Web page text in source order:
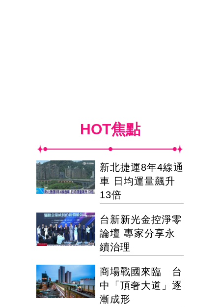
HOT焦點
新北捷運8年4線通
車 日均運量飆升
13倍
台新新光金控淨零
論壇 專家分享永
續治理
商場戰國來臨 台
中「頂奢大道」逐
漸成形